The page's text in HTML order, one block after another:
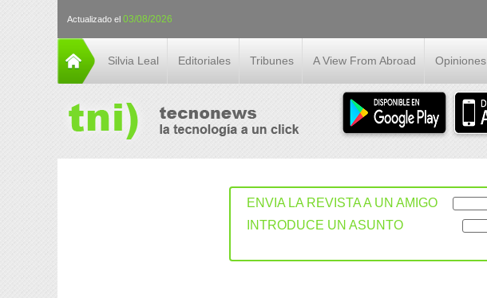
Actualizado el 03/08/2026
Silvia Leal Editoriales Tribunes A View From Abroad Opiniones
ENVIA LA REVISTA A UN AMIGO
INTRODUCE UN ASUNTO